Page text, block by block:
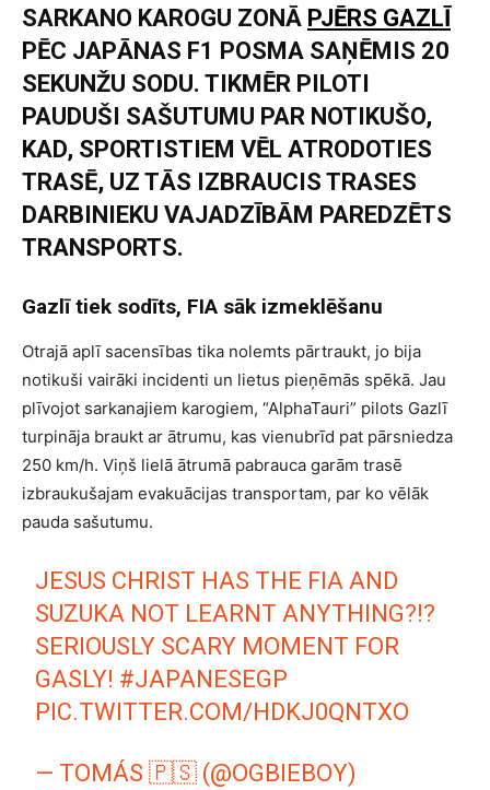
SARKANO KAROGU ZONĀ PJĒRS GAZLĪ
PĒC JAPĀNAS F1 POSMA SAŅĒMIS 20
SEKUNŽU SODU. TIKMĒR PILOTI
PAUDUŠI SAŠUTUMU PAR NOTIKUŠO,
KAD, SPORTISTIEM VĒL ATRODOTIES
TRASĒ, UZ TĀS IZBRAUCIS TRASES
DARBINIEKU VAJADZĪBĀM PAREDZĒTS
TRANSPORTS.
Gazlī tiek sodīts, FIA sāk izmeklēšanu
Otrajā aplī sacensības tika nolemts pārtraukt, jo bija
notikuši vairāki incidenti un lietus pieņēmās spēkā. Jau
plīvojot sarkanajiem karogiem, “AlphaTauri” pilots Gazlī
turpināja braukt ar ātrumu, kas vienubrīd pat pārsniedza
250 km/h. Viņš lielā ātrumā pabrauca garām trasē
izbraukušajam evakuācijas transportam, par ko vēlāk
pauda sašutumu.
JESUS CHRIST HAS THE FIA AND
SUZUKA NOT LEARNT ANYTHING?!?
SERIOUSLY SCARY MOMENT FOR
GASLY! #JAPANESEGP
PIC.TWITTER.COM/HDKJ0QNTXO
— TOMÁS 🇵🇸 (@OGBIEBOY)